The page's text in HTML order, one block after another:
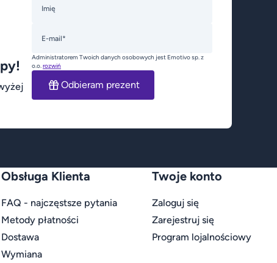
Imię
E-mail*
Administratorem Twoich danych osobowych jest Emotivo sp. z
o.o.rozwiń
Odbieram prezent
Obsługa Klienta
FAQ - najczęstsze pytania
Metody płatności
Dostawa
Wymiana
Twoje konto
Zaloguj się
Zarejestruj się
Program lojalnościowy